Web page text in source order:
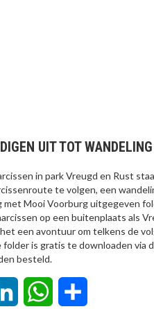
UIT TOT WANDELING
in park Vreugd en Rust
te volgen, een
Mooi Voorburg uitgegeven
op een buitenplaats als
een avontuur om telkens de
is gratis te downloaden via
besteld.
LinkedIn WhatsApp